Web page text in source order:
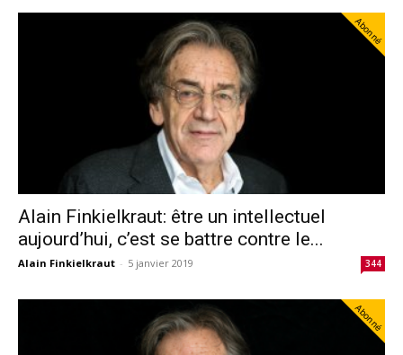
Abonné
Alain Finkielkraut: être un intellectuel
aujourd’hui, c’est se battre contre le...
Alain Finkielkraut - 5 janvier 2019 344
Abonné